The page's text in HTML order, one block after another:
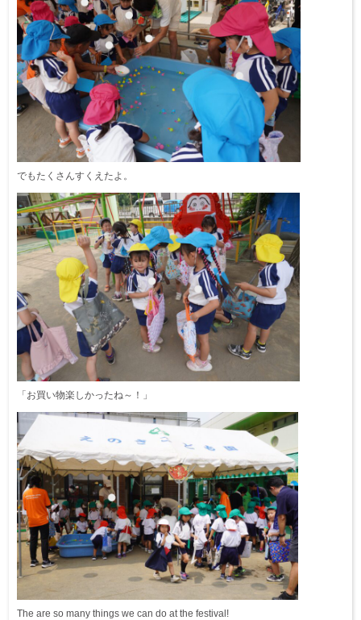
でもたくさんすくえたよ。
「お買い物楽しかったね～！」
The are so many things we can do at the festival!